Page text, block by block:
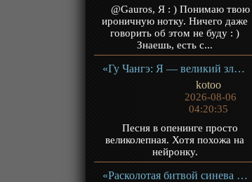
@Gauros, Я : ) Понимаю твою
ироничную нотку. Ничего даже
говорить об этом не буду : )
Знаешь, есть с...
«Гу Чангэ: Я — великий злодей Небесной Судьбы» ТВ-1
kotoo
2026-08-06
04:20:35
Песня в опенинге просто
великолепная. Хотя похожа на
нейронку.
«Расколотая битвой синева небес 5» ТВ-5